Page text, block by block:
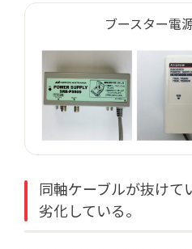
ブースター電
同軸ケーブルが抜けて
劣化している。